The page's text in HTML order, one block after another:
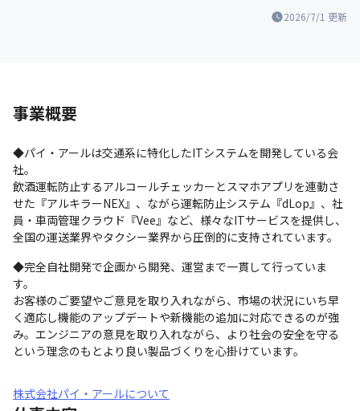
2026/7/1 更新
事業概要
◆パイ・アールは交通系に特化したITシステムを開発している会
社。
飲酒運転防止するアルコールチェッカーとスマホアプリを連動さ
せた『アルキラーNEX』、ながら運転防止システム『dLop』、社
員・車両管理クラウド『Vee』など、様々なITサービスを提供し、
全国の運送業界やタクシー業界から圧倒的に支持されています。
◆完全自社開発で企画から開発、運営まで一貫して行っていま
す。
お客様のご要望やご意見を取り入れながら、市場の状況にいち早
く適応し機能のアップデートや新機能の追加に対応できるのが強
み。エンジニアの意見を取り入れながら、より社会の安全を守る
という理念のもとより良い製品づくりを心掛けています。
株式会社パイ・アールについて